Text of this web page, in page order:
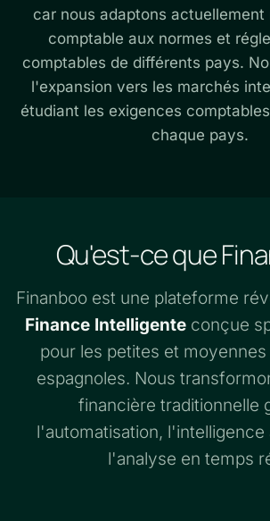
car nous adaptons actuellement
comptable aux normes et
comptables de différents pays.
l'expansion vers les marchés
étudiant les exigences
chaque pays.
Qu'est-ce que
Finanboo est une plateforme
Finance Intelligenteconçue
pour les petites et
espagnoles. Nous
financière traditionnelle
l'automatisation,
l'analyse en temps